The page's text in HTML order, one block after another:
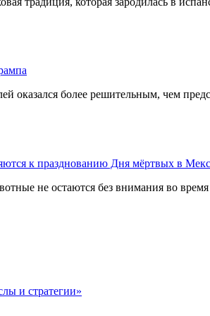
оказался более решительным, чем
к празднованию Дня мёртвых в
не остаются без внимания во время
и стратегии»